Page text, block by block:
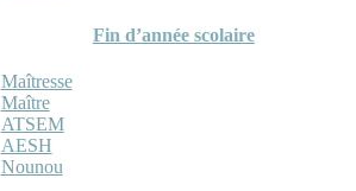
Fin d’année scolaire
Maîtresse
Maître
ATSEM
AESH
Nounou